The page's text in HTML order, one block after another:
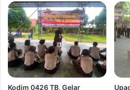
Kodim 0426 TB, Gelar